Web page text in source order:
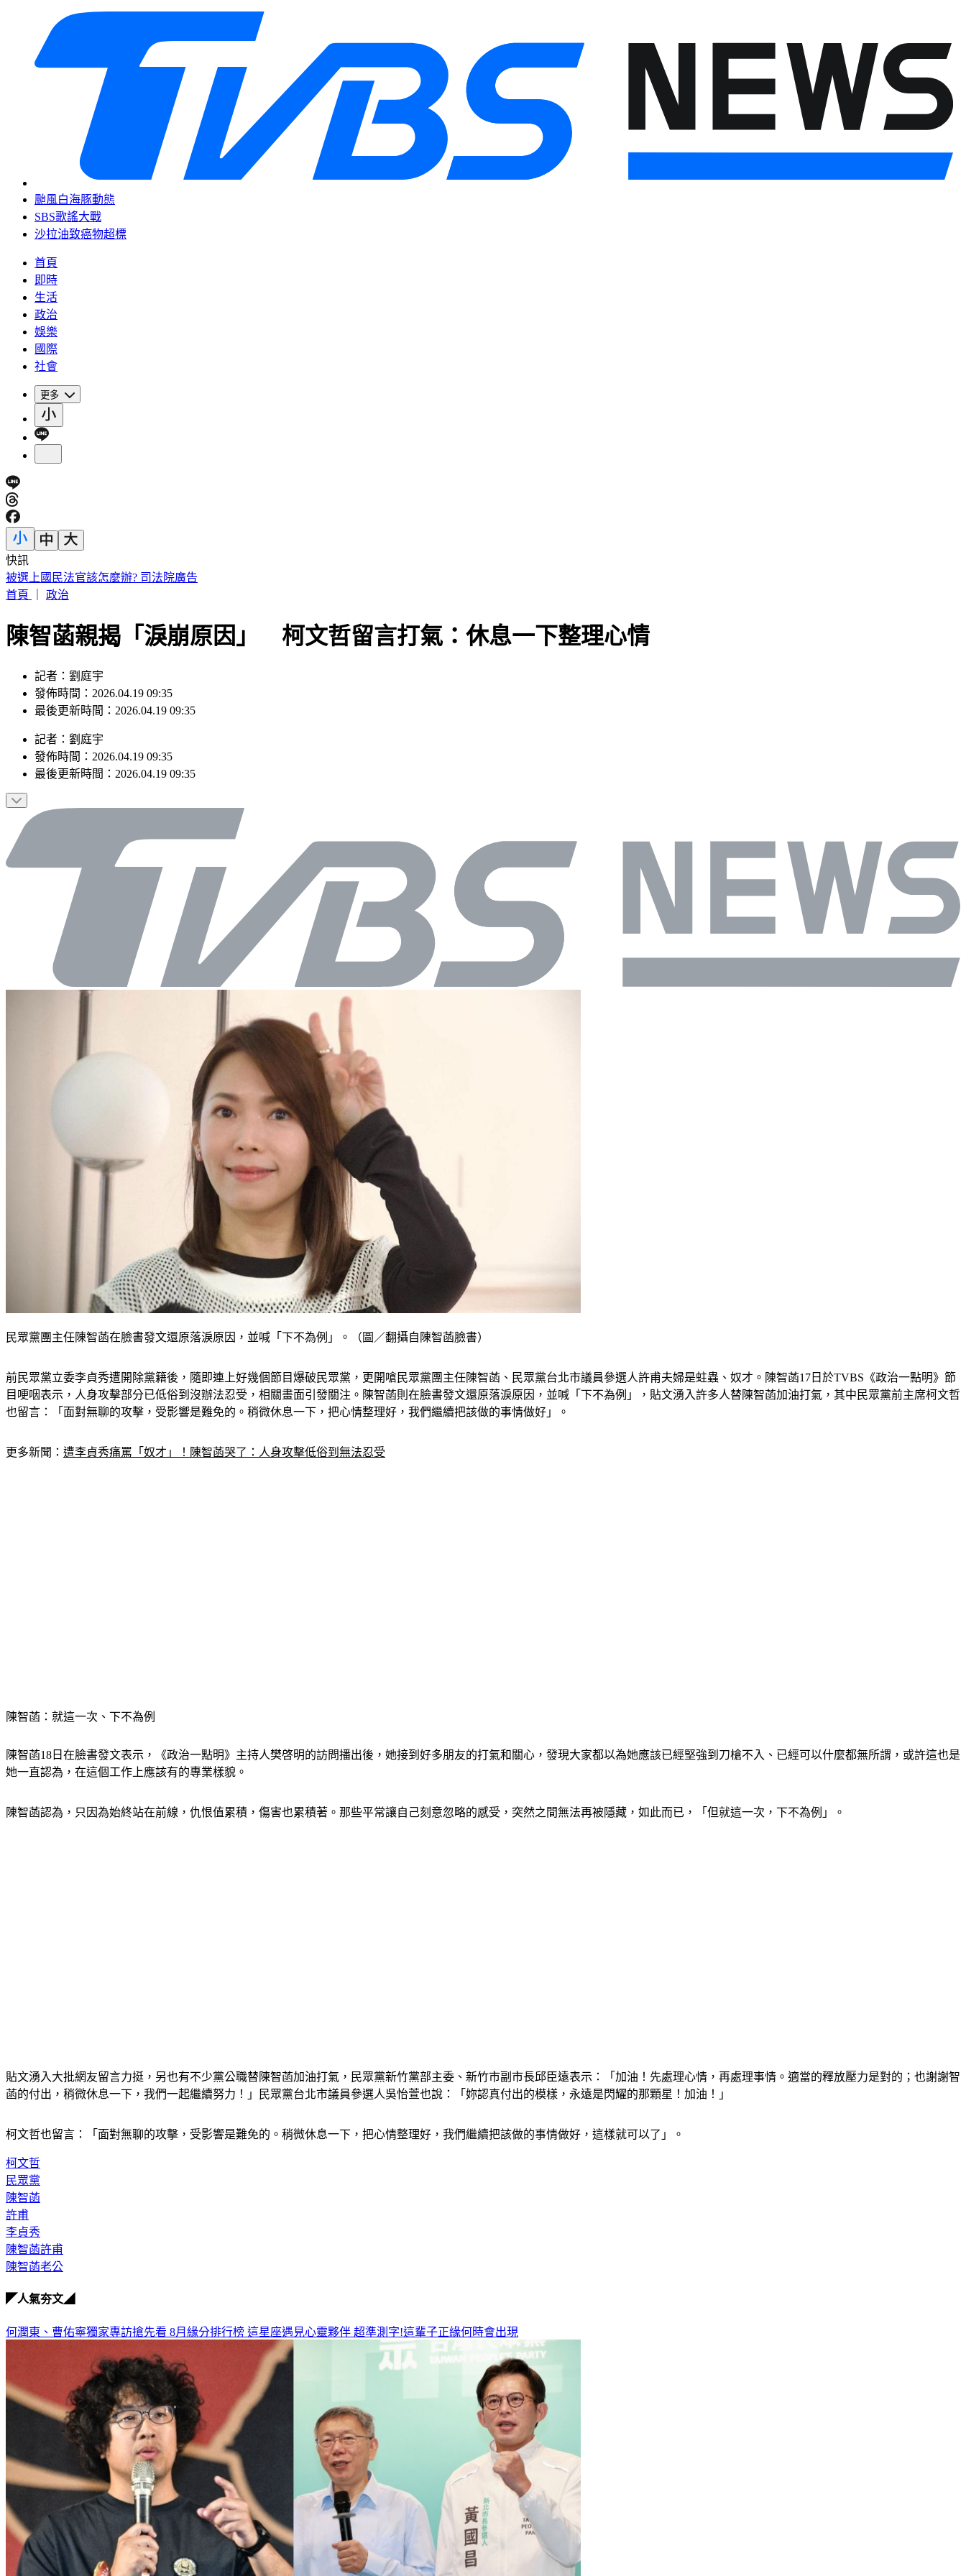
颱風白海豚動態
SBS歌謠大戰
沙拉油致癌物超標
首頁
即時
生活
政治
娛樂
國際
社會
更多
快訊
被選上國民法官該怎麼辦? 司法院廣告
首頁
政治
陳智菡親揭「淚崩原因」 柯文哲留言打氣：休息一下整理心情
記者：劉庭宇
發佈時間：2026.04.19 09:35
最後更新時間：2026.04.19 09:35
記者 ： 劉庭宇
發佈時間： 2026.04.19 09:35
最後更新時間： 2026.04.19 09:35
民眾黨團主任陳智菡在臉書發文還原落淚原因，並喊「下不為例」。（圖／翻攝自陳智菡臉書）
前民眾黨立委李貞秀遭開除黨籍後，隨即連上好幾個節目爆破民眾黨，更開嗆民眾黨團主任陳智菡、民眾黨台北市議員參選人許甫夫婦是蛀蟲、奴才。陳智菡17日於TVBS《政治一點明》節
目哽咽表示，人身攻擊部分已低俗到沒辦法忍受，相關畫面引發關注。陳智菡則在臉書發文還原落淚原因，並喊「下不為例」，貼文湧入許多人替陳智菡加油打氣，其中民眾黨前主席柯文哲
也留言：「面對無聊的攻擊，受影響是難免的。稍微休息一下，把心情整理好，我們繼續把該做的事情做好」。
更多新聞： 遭李貞秀痛罵「奴才」！陳智菡哭了：人身攻擊低俗到無法忍受
陳智菡：就這一次、下不為例
陳智菡18日在臉書發文表示，《政治一點明》主持人樊啓明的訪問播出後，她接到好多朋友的打氣和關心，發現大家都以為她應該已經堅強到刀槍不入、已經可以什麼都無所謂，或許這也是
她一直認為，在這個工作上應該有的專業樣貌。
陳智菡認為，只因為始終站在前線，仇恨值累積，傷害也累積著。那些平常讓自己刻意忽略的感受，突然之間無法再被隱藏，如此而已，「但就這一次，下不為例」。
貼文湧入大批網友留言力挺，另也有不少黨公職替陳智菡加油打氣，民眾黨新竹黨部主委、新竹市副市長邱臣遠表示：「加油！先處理心情，再處理事情。適當的釋放壓力是對的；也謝謝智
菡的付出，稍微休息一下，我們一起繼續努力！」民眾黨台北市議員參選人吳怡萱也說：「妳認真付出的模樣，永遠是閃耀的那顆星！加油！」
柯文哲也留言：「面對無聊的攻擊，受影響是難免的。稍微休息一下，把心情整理好，我們繼續把該做的事情做好，這樣就可以了」。
柯文哲
民眾黨
陳智菡
許甫
李貞秀
陳智菡許甫
陳智菡老公
◤人氣夯文◢
何潤東、曹佑寧獨家專訪搶先看 8月緣分排行榜 這星座遇見心靈夥伴 超準測字!這輩子正緣何時會出現